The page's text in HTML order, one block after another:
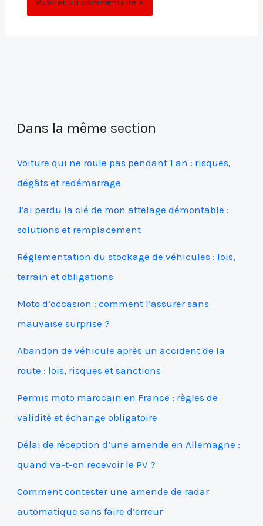
Dans la même section
Voiture qui ne roule pas pendant 1 an : risques,
dégâts et redémarrage
J’ai perdu la clé de mon attelage démontable :
solutions et remplacement
Réglementation du stockage de véhicules : lois,
terrain et obligations
Moto d’occasion : comment l’assurer sans
mauvaise surprise ?
Abandon de véhicule après un accident de la
route : lois, risques et sanctions
Permis moto marocain en France : règles de
validité et échange obligatoire
Délai de réception d’une amende en Allemagne :
quand va-t-on recevoir le PV ?
Comment contester une amende de radar
automatique sans faire d’erreur